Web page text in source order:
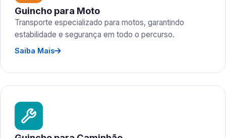
Guincho para Moto
Transporte especializado para motos, garantindo
estabilidade e segurança em todo o percurso.
Saiba Mais